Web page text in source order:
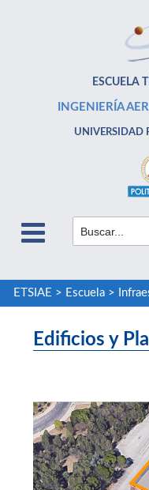
ESCUELA
INGENIERÍA
UNIVERSIDAD
ETSIAE > Escuela>
Edificios y